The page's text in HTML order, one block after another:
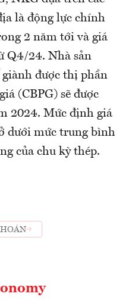
là động lực chính
2 năm tới và giá
Q4/24. Nhà sản
giành được thị phần
(CBPG) sẽ được
2024. Mức định giá
dưới mức trung bình
của chu kỳ thép.